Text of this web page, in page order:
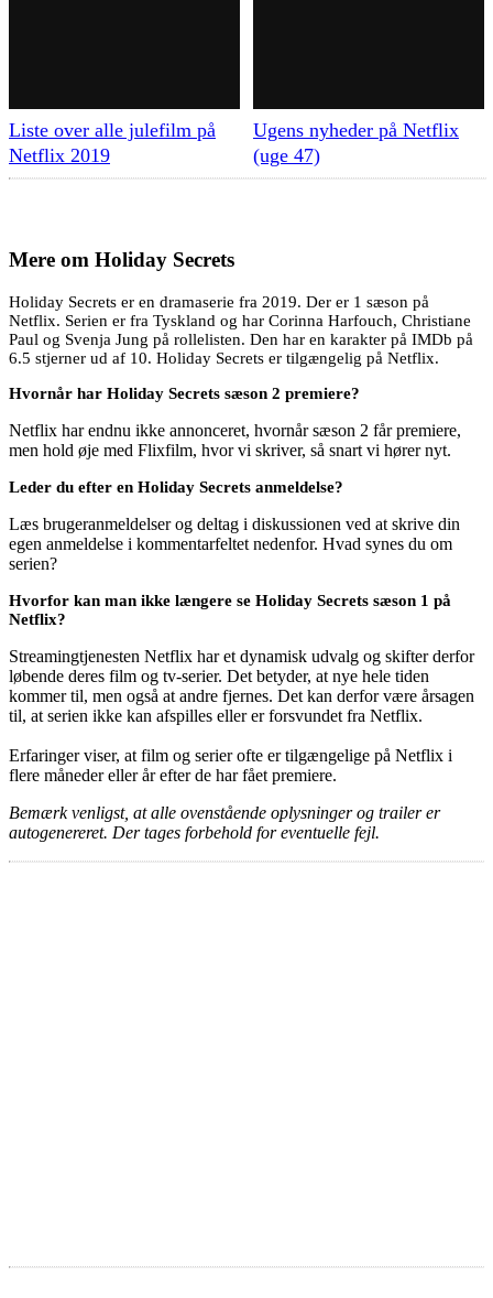
Liste over alle julefilm på
Netflix 2019
Ugens nyheder på Netflix
(uge 47)
Mere om Holiday Secrets
Holiday Secrets er en dramaserie fra 2019. Der er 1 sæson på
Netflix. Serien er fra Tyskland og har Corinna Harfouch, Christiane
Paul og Svenja Jung på rollelisten. Den har en karakter på IMDb på
6.5 stjerner ud af 10. Holiday Secrets er tilgængelig på Netflix.
Hvornår har Holiday Secrets sæson 2 premiere?
Netflix har endnu ikke annonceret, hvornår sæson 2 får premiere,
men hold øje med Flixfilm, hvor vi skriver, så snart vi hører nyt.
Leder du efter en Holiday Secrets anmeldelse?
Læs brugeranmeldelser og deltag i diskussionen ved at skrive din
egen anmeldelse i kommentarfeltet nedenfor. Hvad synes du om
serien?
Hvorfor kan man ikke længere se Holiday Secrets sæson 1 på
Netflix?
Streamingtjenesten Netflix har et dynamisk udvalg og skifter derfor
løbende deres film og tv-serier. Det betyder, at nye hele tiden
kommer til, men også at andre fjernes. Det kan derfor være årsagen
til, at serien ikke kan afspilles eller er forsvundet fra Netflix.
Erfaringer viser, at film og serier ofte er tilgængelige på Netflix i
flere måneder eller år efter de har fået premiere.
Bemærk venligst, at alle ovenstående oplysninger og trailer er
autogenereret. Der tages forbehold for eventuelle fejl.